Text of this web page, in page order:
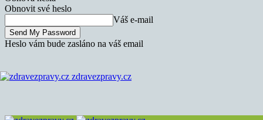
Obnovit své heslo
Váš e-mail
Heslo vám bude zasláno na váš email
zdravezpravy.cz